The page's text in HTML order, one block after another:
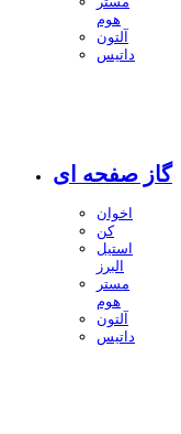
هوم
آلتون
داتیس
گاز صفحه ای
اخوان
کن
استیل
البرز
مستر
هوم
آلتون
داتیس